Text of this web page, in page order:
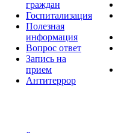
граждан
Госпитализация
Полезная
информация
Вопрос ответ
Запись на
прием
Антитеррор